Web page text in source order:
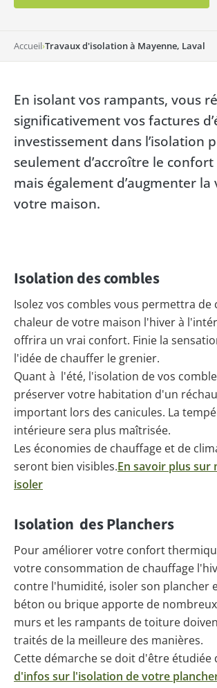
Accueil›Travaux d'isolation à Mayenne, Laval
En isolant vos rampants, vous
significativement vos factures
investissement dans l’isolation
seulement d’accroître le
mais également d’augmenter la
votre maison.
Isolation des combles
Isolez vos combles vous permettra de
chaleur de votre maison l'hiver à
offrira un vrai confort. Finie la
l'idée de chauffer le grenier.
Quant à l'été, l'isolation de vos
préserver votre habitation d'un
important lors des canicules. La
intérieure sera plus maîtrisée.
Les économies de chauffage et de
seront bien visibles.En savoir plus sur
isoler
Isolation des Planchers
Pour améliorer votre confort
votre consommation de chauffage
contre l'humidité, isoler son plancher
béton ou brique apporte de nombreux
murs et les rampants de toiture
traités de la meilleure des manières.
Cette démarche se doit d'être étudiée
d'infos sur l'isolation de votre